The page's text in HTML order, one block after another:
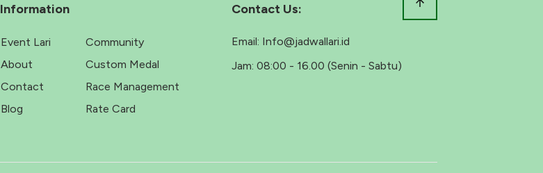
Information
Event Lari
About
Contact
Blog
Community
Custom Medal
Race Management
Rate Card
Contact Us:
Email: Info@jadwallari.id
Jam:08:00 - 16.00 (Senin - Sabtu)